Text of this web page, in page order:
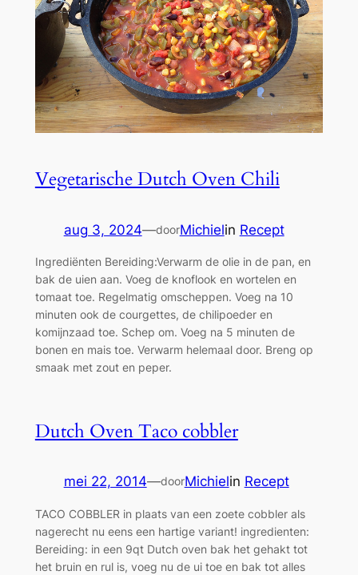
Vegetarische Dutch Oven Chili
aug 3, 2024—doorMichielin Recept
Ingrediënten Bereiding:Verwarm de olie in de pan, en
bak de uien aan. Voeg de knoflook en wortelen en
tomaat toe. Regelmatig omscheppen. Voeg na 10
minuten ook de courgettes, de chilipoeder en
komijnzaad toe. Schep om. Voeg na 5 minuten de
bonen en mais toe. Verwarm helemaal door. Breng op
smaak met zout en peper.
Dutch Oven Taco cobbler
mei 22, 2014—doorMichielin Recept
TACO COBBLER in plaats van een zoete cobbler als
nagerecht nu eens een hartige variant! ingredienten:
Bereiding: in een 9qt Dutch oven bak het gehakt tot
het bruin en rul is, voeg nu de ui toe en bak tot alles